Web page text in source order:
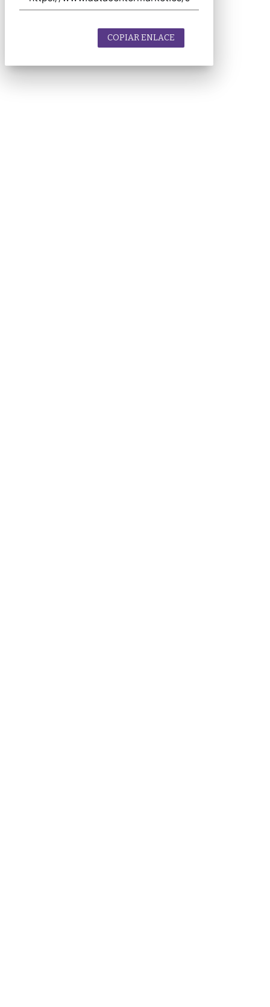
COPIAR ENLACE